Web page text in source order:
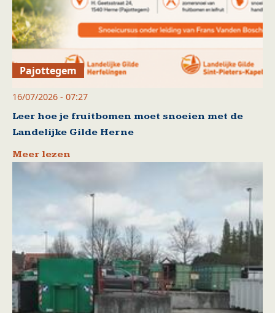
Pajottegem
16/07/2026 - 07:27
Leer hoe je fruitbomen moet snoeien met de
Landelijke Gilde Herne
Meer lezen